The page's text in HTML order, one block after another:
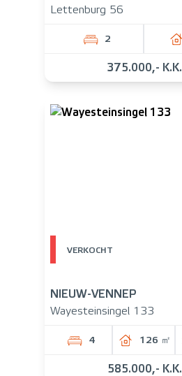
Lettenburg 56
2
375.000,- K.K.
VERKOCHT
NIEUW-VENNEP
Wayesteinsingel 133
4 126 ㎡
585.000,- K.K.